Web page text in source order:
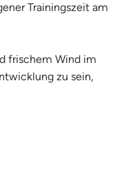
Trainingszeit am
frischem Wind im
zu sein,